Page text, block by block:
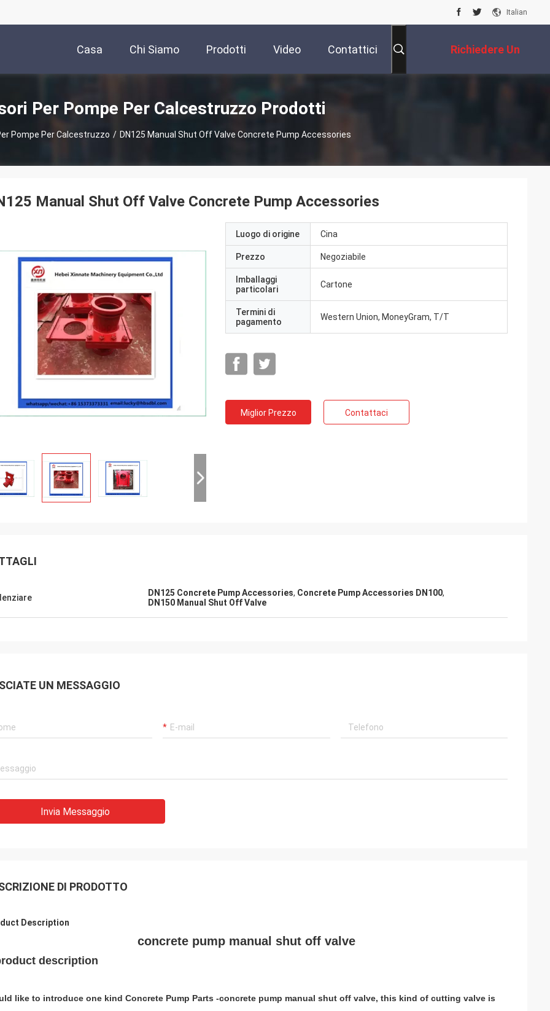
Italian
Casa Chi Siamo Prodotti Video Contattici Richiedere Un
Preventivo
Per Pompe Per Calcestruzzo Prodotti
Pompe Per Calcestruzzo / DN125 Manual Shut Off Valve Concrete Pump Accessories
Manual Shut Off Valve Concrete Pump Accessories
Luogo di origine Cina
Prezzo Negoziabile
Imballaggi
particolari
Cartone
Termini di
pagamento
Western Union, MoneyGram, T/T
Miglior Prezzo Contattaci
DN125 Concrete Pump Accessories, Concrete Pump Accessories DN100,
DN150 Manual Shut Off Valve
UN MESSAGGIO
Invia Messaggio
DI PRODOTTO
Description
concrete pump manual shut off valve
description
like to introduce one kind Concrete Pump Parts -concrete pump manual shut off valve, this kind of cutting valve is